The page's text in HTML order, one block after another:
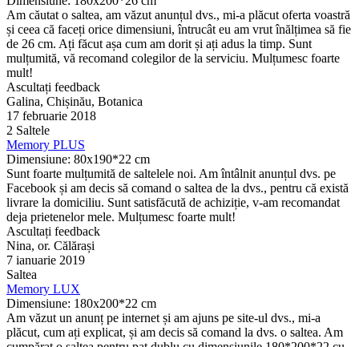
Am căutat o saltea, am văzut anunțul dvs., mi-a plăcut oferta voastră
și ceea că faceți orice dimensiuni, întrucât eu am vrut înălțimea să fie
de 26 cm. Ați făcut așa cum am dorit și ați adus la timp. Sunt
mulțumită, vă recomand colegilor de la serviciu. Mulțumesc foarte
mult!
Ascultați feedback
Galina, Chișinău, Botanica
17 februarie 2018
2 Saltele
Memory PLUS
Dimensiune: 80x190*22 cm
Sunt foarte mulțumită de saltelele noi. Am întâlnit anunțul dvs. pe
Facebook și am decis să comand o saltea de la dvs., pentru că există
livrare la domiciliu. Sunt satisfăcută de achiziție, v-am recomandat
deja prietenelor mele. Mulțumesc foarte mult!
Ascultați feedback
Nina, or. Călărași
7 ianuarie 2019
Saltea
Memory LUX
Dimensiune: 180x200*22 cm
Am văzut un anunț pe internet și am ajuns pe site-ul dvs., mi-a
plăcut, cum ați explicat, și am decis să comand la dvs. o saltea. Am